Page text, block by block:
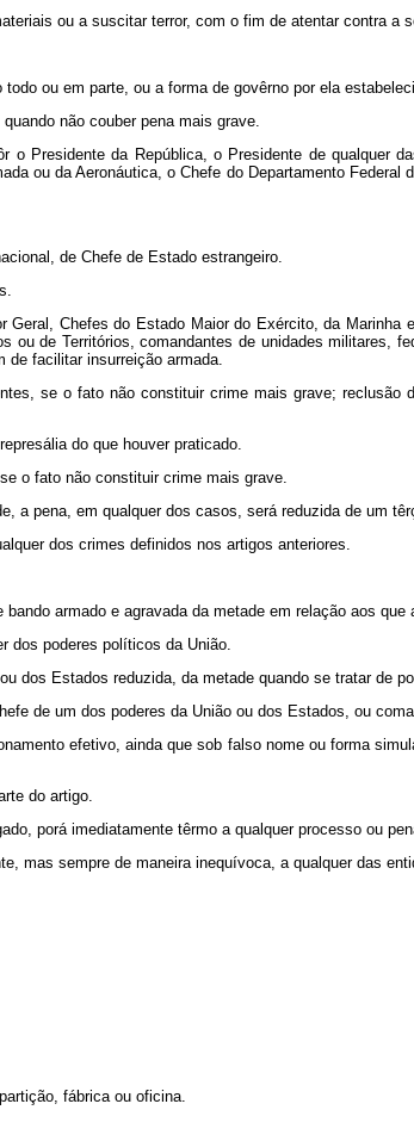
ou a suscitar terror, com o fim de atentar contra a
ou em parte, ou a forma de govêrno por ela
não couber pena mais grave.
Presidente da República, o Presidente de qualquer
ou da Aeronáutica, o Chefe do Departamento
de Chefe de Estado estrangeiro.
Chefes do Estado Maior do Exército, da Marinha
ou de Territórios, comandantes de unidades
de facilitar insurreição armada.
se o fato não constituir crime mais grave;
do que houver praticado.
o fato não constituir crime mais grave.
a pena, em qualquer dos casos, será reduzida de um
dos crimes definidos nos artigos anteriores.
armado e agravada da metade em relação aos que
dos poderes políticos da União.
dos Estados reduzida, da metade quando se tratar de
de um dos poderes da União ou dos Estados, ou
efetivo, ainda que sob falso nome ou forma
do artigo.
porá imediatamente têrmo a qualquer processo ou
mas sempre de maneira inequívoca, a qualquer das
fábrica ou oficina.